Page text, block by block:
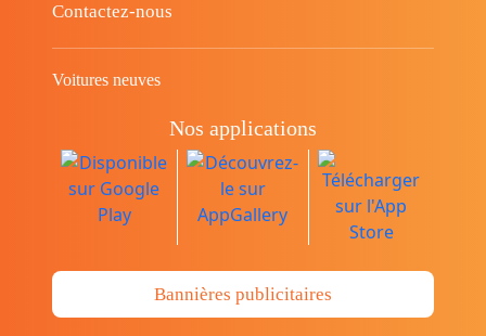
Contactez-nous
Voitures neuves
Nos applications
Bannières publicitaires